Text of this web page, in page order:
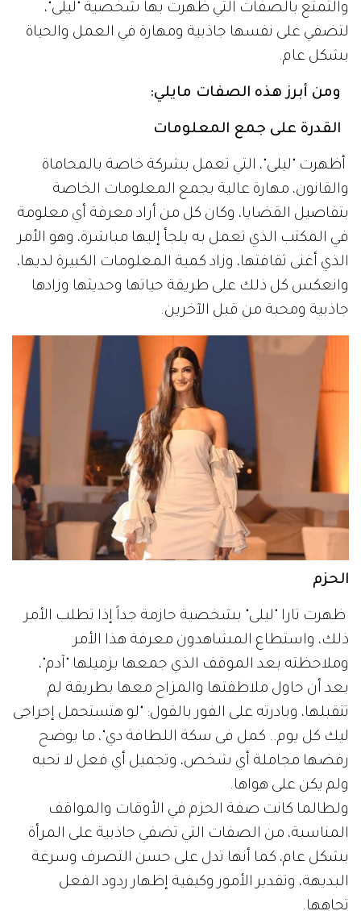
والتمتع بالصفات التي ظهرت بها شخصية "ليلى"،
لتضفي على نفسها جاذبية ومهارة في العمل والحياة
بشكل عام.
ومن أبرز هذه الصفات مايلي:
القدرة على جمع المعلومات
أظهرت "ليلى"، التي تعمل بشركة خاصة بالمحاماة
والقانون، مهارة عالية بجمع المعلومات الخاصة
بتفاصيل القضايا، وكان كل من أراد معرفة أي معلومة
في المكتب الذي تعمل به يلجأ إليها مباشرة، وهو الأمر
الذي أغنى ثقافتها، وزاد كمية المعلومات الكبيرة لديها،
وانعكس كل ذلك على طريقة حياتها وحديثها وزادها
جاذبية ومحبة من قبل الآخرين.
الحزم
ظهرت تارا "ليلى" بشخصية حازمة جداً إذا تطلب الأمر
ذلك، واستطاع المشاهدون معرفة هذا الأمر
وملاحظته بعد الموقف الذي جمعها بزميلها "آدم"،
بعد أن حاول ملاطفتها والمزاح معها بطريقة لم
تتقبلها، وبادرته على الفور بالقول: "لو هتستحمل إحراجى
ليك كل يوم.. كمل فى سكة اللطافة دي"، ما يوضح
رفضها مجاملة أي شخص، وتجميل أي فعل لا تحبه
ولم يكن على هواها.
ولطالما كانت صفة الحزم في الأوقات والمواقف
المناسبة، من الصفات التي تضفي جاذبية على المرأة
بشكل عام، كما أنها تدل على حسن التصرف وسرعة
البديهة، وتقدير الأمور وكيفية إظهار ردود الفعل
تجاهها.